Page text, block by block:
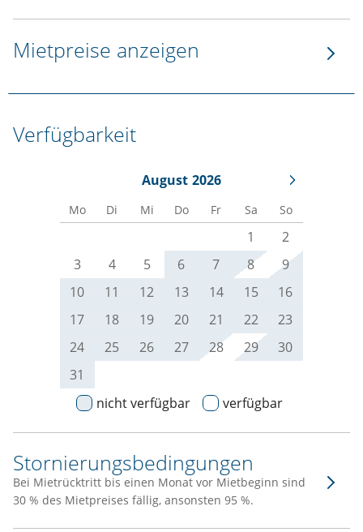
Mietpreise anzeigen
Verfügbarkeit
August 2026
Mo Di Mi Do Fr Sa So
1
2
3
4 5 6 7 8
9
10
11 12 13 14 15
16
17
18 19 20 21 22
23
24
25 26 27 28 29
30
31
nicht verfügbar
verfügbar
Stornierungsbedingungen
Bei Mietrücktritt bis einen Monat vor Mietbeginn sind
30 % des Mietpreises fällig, ansonsten 95 %.